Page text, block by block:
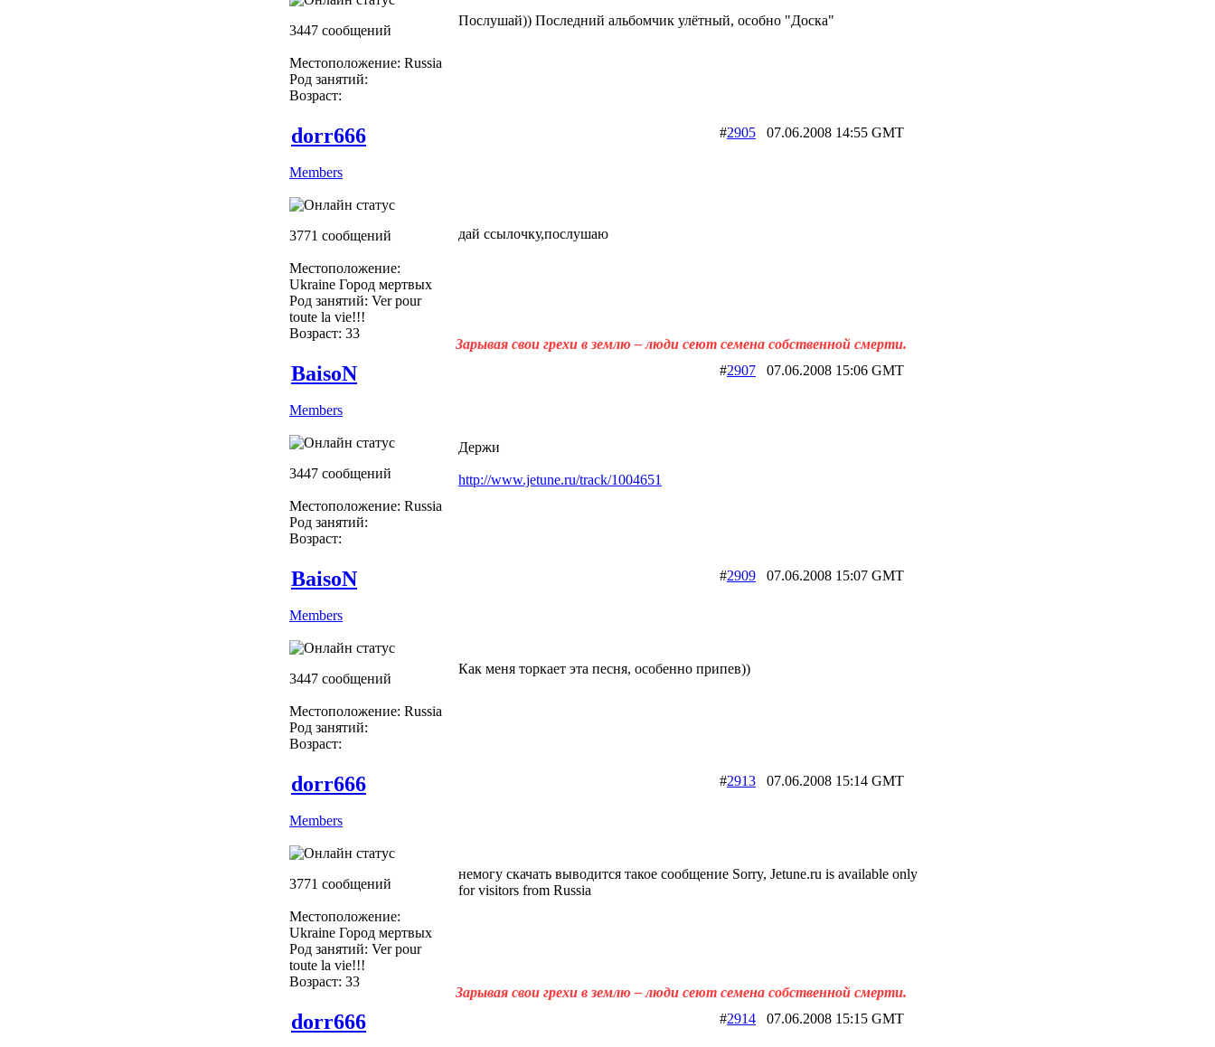
3447 сообщений
Местоположение: Russia
Род занятий:
Возраст:
Послушай)) Последний альбомчик улётный, особно "Доска"
dorr666
Members
3771 сообщений
Местоположение:
Ukraine Город мертвых
Род занятий: Ver pour
toute la vie!!!
Возраст: 33
#2905 07.06.2008 14:55 GMT
дай ссылочку,послушаю
Зарывая свои грехи в землю – люди сеют семена собственной смерти.
BaisoN
Members
3447 сообщений
Местоположение: Russia
Род занятий:
Возраст:
#2907 07.06.2008 15:06 GMT
Держи
http://www.jetune.ru/track/1004651
BaisoN
Members
3447 сообщений
Местоположение: Russia
Род занятий:
Возраст:
#2909 07.06.2008 15:07 GMT
Как меня торкает эта песня, особенно припев))
dorr666
Members
3771 сообщений
Местоположение:
Ukraine Город мертвых
Род занятий: Ver pour
toute la vie!!!
Возраст: 33
#2913 07.06.2008 15:14 GMT
немогу скачать выводится такое сообщение Sorry, Jetune.ru is available only
for visitors from Russia
Зарывая свои грехи в землю – люди сеют семена собственной смерти.
dorr666 #2914 07.06.2008 15:15 GMT